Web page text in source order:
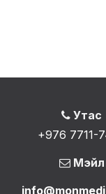
Утас
+976 7711-
Мэйл